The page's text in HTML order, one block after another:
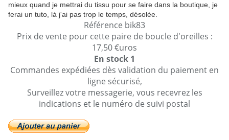
mieux quand je mettrai du tissu pour se faire dans la boutique, je
ferai un tuto, là j'ai pas trop le temps, désolée.
Référence bik83
Prix de vente pour cette paire de boucle d'oreilles :
17,50 €uros
En stock 1
Commandes expédiées dès validation du paiement en
ligne sécurisé,
Surveillez votre messagerie, vous recevrez les
indications et le numéro de suivi postal